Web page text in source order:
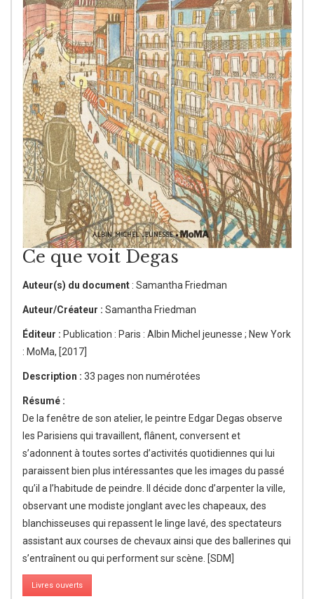
Ce que voit Degas
Auteur(s) du document : Samantha Friedman
Auteur/Créateur : Samantha Friedman
Éditeur : Publication : Paris : Albin Michel jeunesse ; New York
: MoMa, [2017]
Description : 33 pages non numérotées
Résumé :
De la fenêtre de son atelier, le peintre Edgar Degas observe
les Parisiens qui travaillent, flânent, conversent et
s’adonnent à toutes sortes d’activités quotidiennes qui lui
paraissent bien plus intéressantes que les images du passé
qu’il a l’habitude de peindre. Il décide donc d’arpenter la ville,
observant une modiste jonglant avec les chapeaux, des
blanchisseuses qui repassent le linge lavé, des spectateurs
assistant aux courses de chevaux ainsi que des ballerines qui
s’entraînent ou qui performent sur scène. [SDM]
Livres ouverts